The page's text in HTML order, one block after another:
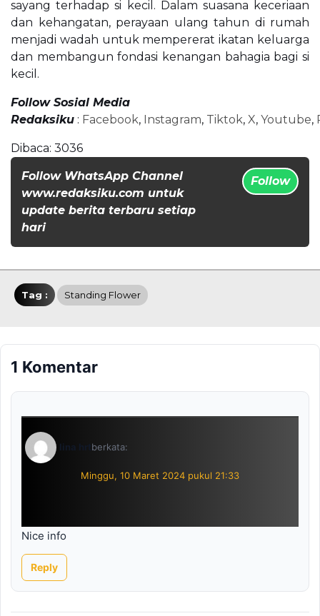
sayang terhadap si kecil. Dalam suasana keceriaan
dan kehangatan, perayaan ulang tahun di rumah
menjadi wadah untuk mempererat ikatan keluarga
dan membangun fondasi kenangan bahagia bagi si
kecil.
Follow Sosial Media
Redaksiku : Facebook, Instagram, Tiktok, X, Youtube,
Dibaca: 3036
Follow WhatsApp Channel
www.redaksiku.com untuk
update berita terbaru setiap
hari
Follow
Tag : Standing Flower
1 Komentar
lina hrt berkata:
Minggu, 10 Maret 2024 pukul 21:33
Nice info
Reply